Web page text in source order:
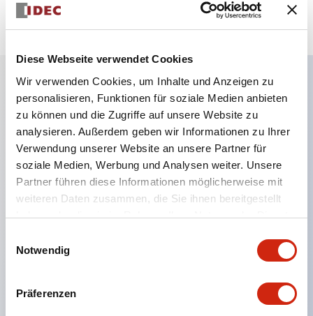
Diese Webseite verwendet Cookies
Wir verwenden Cookies, um Inhalte und Anzeigen zu
personalisieren, Funktionen für soziale Medien anbieten
zu können und die Zugriffe auf unsere Website zu
analysieren. Außerdem geben wir Informationen zu Ihrer
Verwendung unserer Website an unsere Partner für
soziale Medien, Werbung und Analysen weiter. Unsere
Partner führen diese Informationen möglicherweise mit
weiteren Daten zusammen, die Sie ihnen bereitgestellt
haben oder die sie im Rahmen Ihrer Nutzung der Dienste
Notwendig
Präferenzen
Hauptmerkmale
Eine dichte Montage in Gruppen ist möglich, und
das An- und Abstecken der Kontakt-Einheit ist
auch bei der dichten Montage in Gruppen einfach
durchführbar.
das An- und Abnehmen des Verriegelungshebels.
Schutzart ist Spritzwassergeschützt, IP65 (IEC
60529). (Der Summer ist geschlossen ausgeführt)